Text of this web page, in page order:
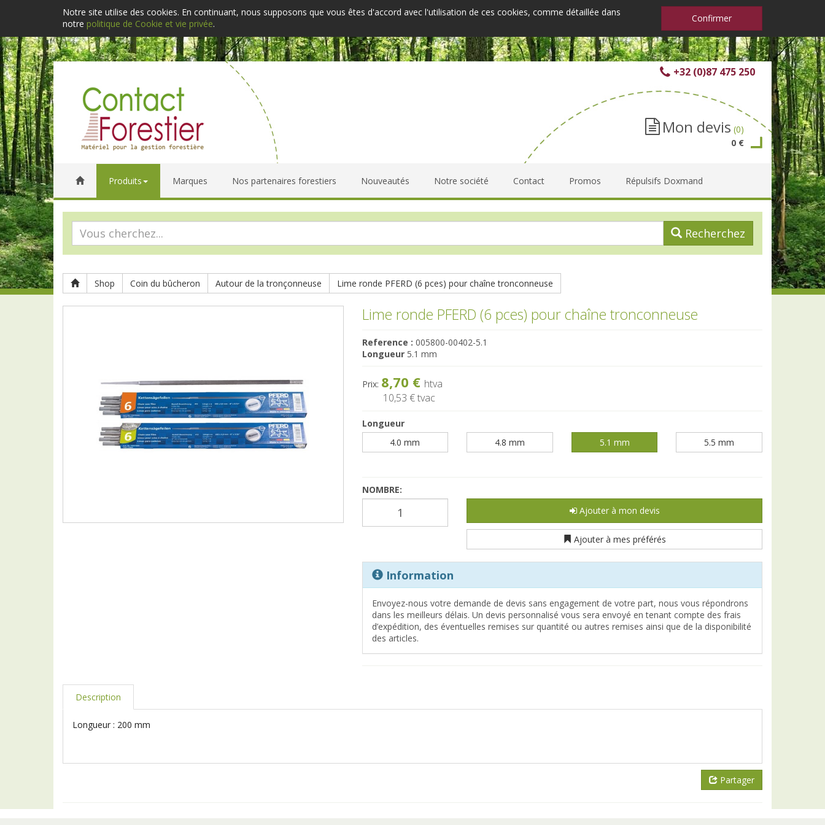
Notre site utilise des cookies. En continuant, nous supposons que vous êtes d'accord avec l'utilisation de ces cookies, comme détaillée dans
notre politique de Cookie et vie privée. Confirmer
+32 (0)87 475 250
Mon devis (0)
0 €
Produits Marques Nos partenaires forestiers Nouveautés Notre société Contact Promos Répulsifs Doxmand
Recherchez
Shop Coin du bûcheron Autour de la tronçonneuse Lime ronde PFERD (6 pces) pour chaîne tronconneuse
Lime ronde PFERD (6 pces) pour chaîne tronconneuse
Reference : 005800-00402-5.1
Longueur 5.1 mm
Prix: 8,70 € htva
10,53 €tvac
Longueur
4.0 mm
4.8 mm 5.1 mm 5.5 mm
NOMBRE:
Ajouter à mon devis
Ajouter à mes préférés
Information
Envoyez-nous votre demande de devis sans engagement de votre part, nous vous répondrons
dans les meilleurs délais. Un devis personnalisé vous sera envoyé en tenant compte des frais
d’expédition, des éventuelles remises sur quantité ou autres remises ainsi que de la disponibilité
des articles.
Description
Longueur : 200 mm
Partager